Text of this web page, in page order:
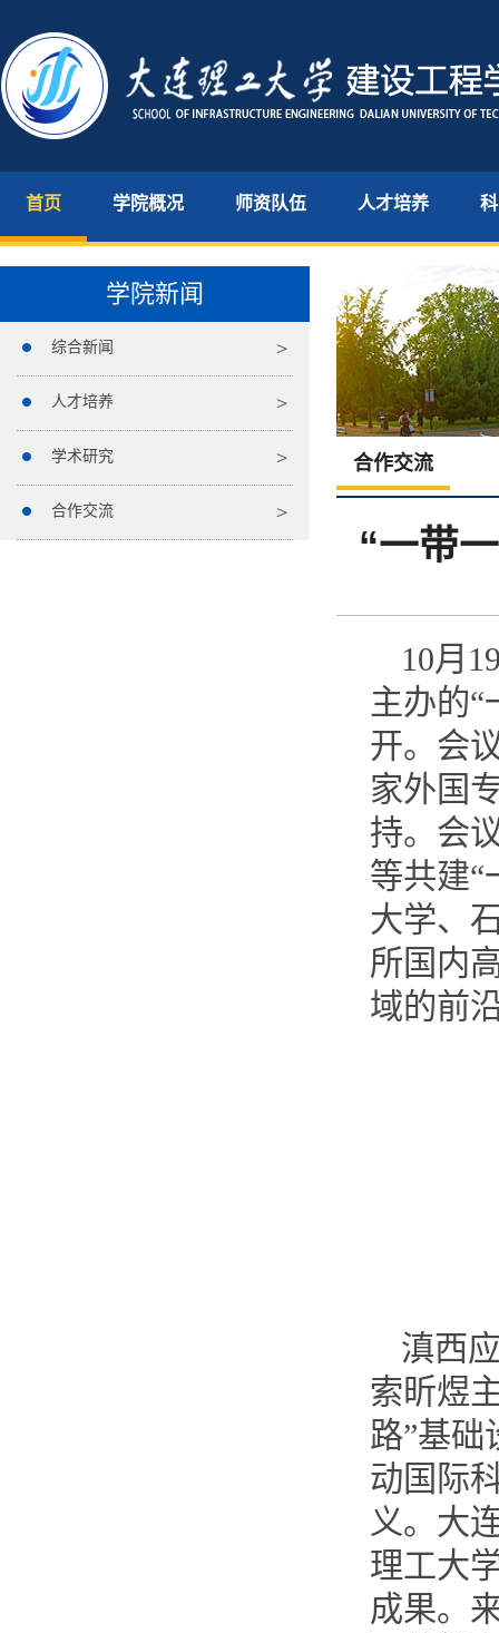
首页 学院概况 师资队伍 人才培养
学院新闻
综合新闻
人才培养
学术研究
合作交流
合作交流
“一带
10月
主办的“
开。会
家外国
持。会
等共建“
大学、
所国内
域的前
滇西
索昕煜
路”基础
动国际
义。大
理工大
成果。